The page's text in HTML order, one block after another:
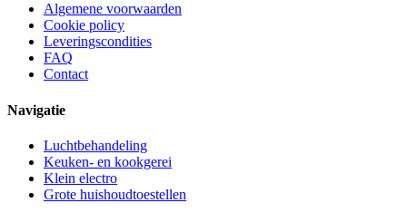
Algemene voorwaarden
Cookie policy
Leveringscondities
FAQ
Contact
Navigatie
Luchtbehandeling
Keuken- en kookgerei
Klein electro
Grote huishoudtoestellen